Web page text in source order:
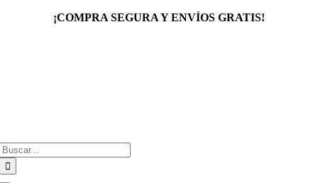
¡COMPRA SEGURA Y ENVÍOS GRATIS!